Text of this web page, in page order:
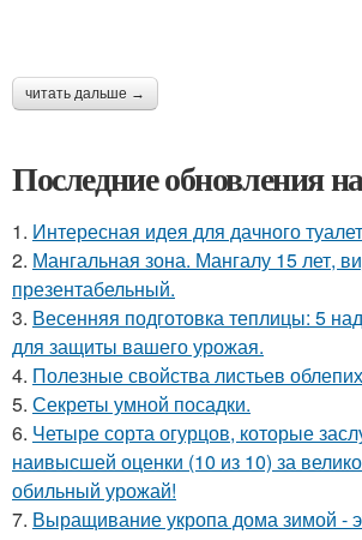
читать дальше →
Последние обновления
1. Интересная идея для дачного
2. Мангальная зона. Мангалу 15 лет,
презентабельный.
3. Весенняя подготовка теплицы: 5
для защиты вашего урожая.
4. Полезные свойства листьев
5. Секреты умной посадки.
6. Четыре сорта огурцов, которые
наивысшей оценки (10 из 10) за
обильный урожай!
7. Выращивание укропа дома зимой -